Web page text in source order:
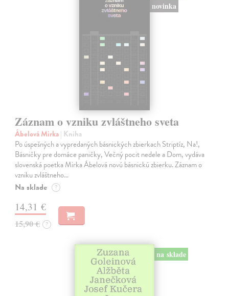
novinka
Záznam o vzniku zvláštneho sveta
Ábelová Mirka| Kniha
Po úspešných a vypredaných básnických zbierkach Striptíz, Na!,
Básničky pre domáce paničky, Večný pocit nedele a Dom, vydáva
slovenská poetka Mirka Ábelová novú básnickú zbierku. Záznam o
vzniku zvláštneho…
Na sklade ?
14,31 €
15,90 € ?
na sklade